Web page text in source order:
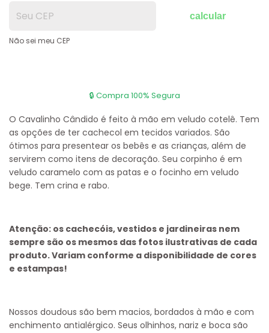
calcular
Não sei meu CEP
O Cavalinho Cândido é feito à mão em veludo cotelê. Tem
as opções de ter cachecol em tecidos variados. São
ótimos para presentear os bebês e as crianças, além de
servirem como itens de decoração. Seu corpinho é em
veludo caramelo com as patas e o focinho em veludo
bege. Tem crina e rabo.
Atenção: os cachecóis, vestidos e jardineiras nem
sempre são os mesmos das fotos ilustrativas de cada
produto. Variam conforme a disponibilidade de cores
e estampas!
Nossos doudous são bem macios, bordados à mão e com
enchimento antialérgico. Seus olhinhos, nariz e boca são